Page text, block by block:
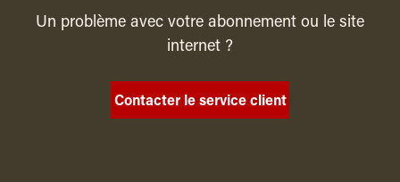
Un problème avec votre abonnement ou le site
internet ?
Contacter le service client